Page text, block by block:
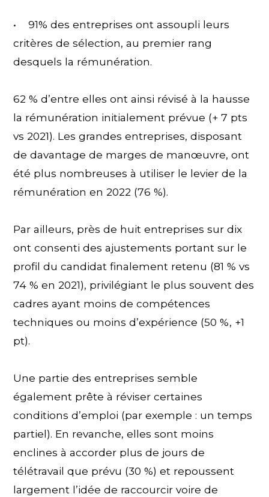
• 91% des entreprises ont assoupli leurs
critères de sélection, au premier rang
desquels la rémunération.
62 % d’entre elles ont ainsi révisé à la hausse
la rémunération initialement prévue (+ 7 pts
vs 2021). Les grandes entreprises, disposant
de davantage de marges de manœuvre, ont
été plus nombreuses à utiliser le levier de la
rémunération en 2022 (76 %).
Par ailleurs, près de huit entreprises sur dix
ont consenti des ajustements portant sur le
profil du candidat finalement retenu (81 % vs
74 % en 2021), privilégiant le plus souvent des
cadres ayant moins de compétences
techniques ou moins d’expérience (50 %, +1
pt).
Une partie des entreprises semble
également prête à réviser certaines
conditions d’emploi (par exemple : un temps
partiel). En revanche, elles sont moins
enclines à accorder plus de jours de
télétravail que prévu (30 %) et repoussent
largement l’idée de raccourcir voire de